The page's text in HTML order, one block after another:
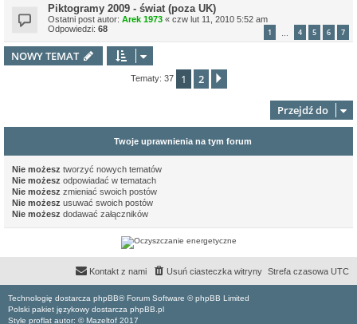
Piktogramy 2009 - świat (poza UK)
Ostatni post autor: Arek 1973 « czw lut 11, 2010 5:52 am
Odpowiedzi: 68 1 4 5 6 7
NOWY TEMAT
Tematy: 37 1 2
Przejdź do
Twoje uprawnienia na tym forum
Nie możesz tworzyć nowych tematów
Nie możesz odpowiadać w tematach
Nie możesz zmieniać swoich postów
Nie możesz usuwać swoich postów
Nie możesz dodawać załączników
Strefa czasowa UTC
Usuń ciasteczka witryny
Kontakt z nami
Technologię dostarcza phpBB® Forum Software © phpBB Limited
Polski pakiet językowy dostarcza phpBB.pl
Style proflat autor: ©Mazeltof 2017